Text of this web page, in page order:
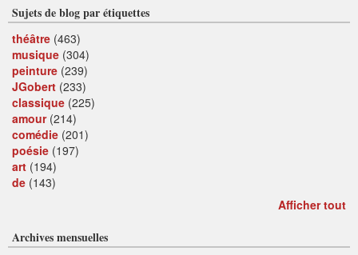
Sujets de blog par étiquettes
théâtre (463)
musique (304)
peinture (239)
JGobert (233)
classique (225)
amour(214)
comédie (201)
poésie (197)
art (194)
de (143)
Afficher tout
Archives mensuelles